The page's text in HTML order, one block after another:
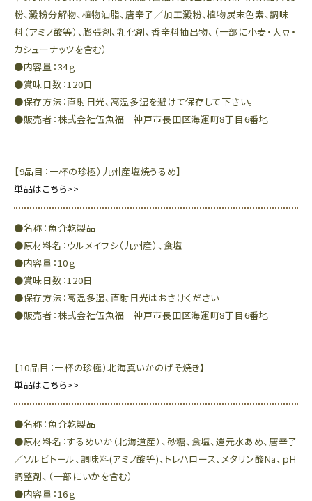
粉、澱粉分解物、植物油脂、唐辛子／加工澱粉、植物炭末色素、調味
料（アミノ酸等）、膨張剤、乳化剤、香辛料抽出物、（一部に小麦・大豆・
カシューナッツを含む）
●内容量：34ｇ
●賞味日数：120日
●保存方法：直射日光、高温多湿を避けて保存して下さい。
●販売者：株式会社伍魚福 神戸市長田区海運町8丁目6番地
【9品目： 一杯の珍極） 九州産塩焼うるめ】
単品はこちら>>
●名称：魚介乾製品
●原材料名：ウルメイワシ（九州産）、食塩
●内容量：10ｇ
●賞味日数：120日
●保存方法：高温多湿、直射日光はおさけください
●販売者：株式会社伍魚福 神戸市長田区海運町8丁目6番地
【10品目：一杯の珍極）北海真いかのげそ焼き】
単品はこちら>>
●名称：魚介乾製品
●原材料名：するめいか（北海道産）、砂糖、食塩、還元水あめ、唐辛子
／ソルビトール、調味料(アミノ酸等)、トレハロース、メタリン酸Na、ｐH
調整剤、（一部にいかを含む）
●内容量：16ｇ